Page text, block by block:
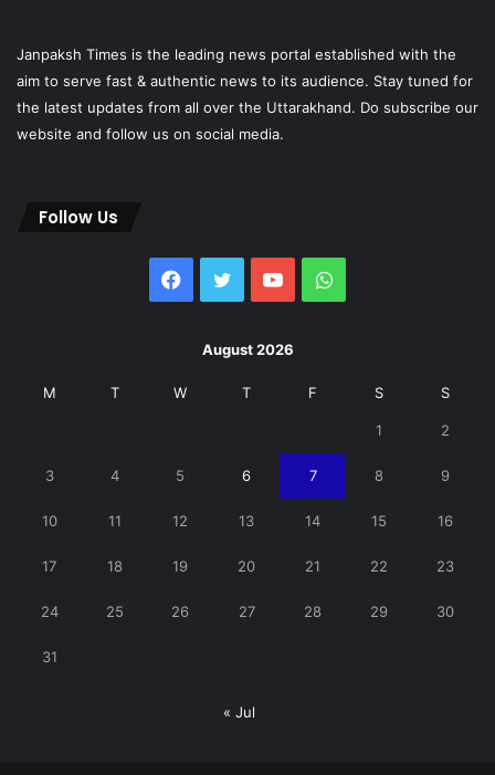
Janpaksh Times is the leading news portal established with the
aim to serve fast & authentic news to its audience. Stay tuned for
the latest updates from all over the Uttarakhand. Do subscribe our
website and follow us on social media.
Follow Us
Facebook
Twitter YouTubeWhatsApp
August 2026
M T W T F S S
1 2
3 4 5 6 7 8 9
10 11 12 13 14 15 16
17 18 19 20 21 22 23
24 25 26 27 28 29 30
31
« Jul